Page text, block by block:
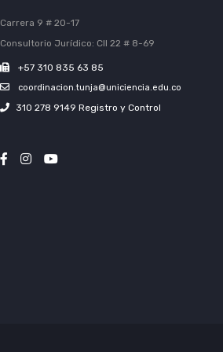
Carrera 9 # 20-17
Consultorio Jurídico: Cll 22 # 8-69
+57 310 835 63 85
coordinacion.tunja@uniciencia.edu.co
310 278 9149 Registro y Control